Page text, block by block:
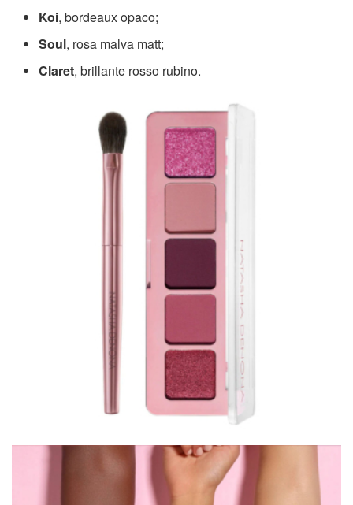
Koi, bordeaux opaco;
Soul, rosa malva matt;
Claret, brillante rosso rubino.